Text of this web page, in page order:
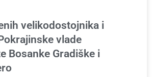
velikodostojnika i
vlade
Bosanke Gradiške i